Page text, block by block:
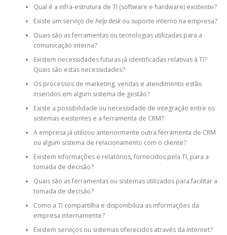
Qual é a infra-estrutura de TI (software e hardware) existente?
Existe um serviço de help deskou suporte interno na empresa?
Quais são as ferramentas ou tecnologias utilizadas para a
comunicação interna?
Existem necessidades futuras já identificadas relativas à TI?
Quais são estas necessidades?
Os processos de marketing, vendas e atendimento estão
inseridos em algum sistema de gestão?
Existe a possibilidade ou necessidade de integração entre os
sistemas existentes e a ferramenta de CRM?
A empresa já utilizou anteriormente outra ferramenta de CRM
ou algum sistema de relacionamento com o cliente?
Existem informações e relatórios, fornecidos pela TI, para a
tomada de decisão?
Quais são as ferramentas ou sistemas utilizados para facilitar a
tomada de decisão?
Como a TI compartilha e disponibiliza as informações da
empresa internamente?
Existem serviços ou sistemas oferecidos através da Internet?